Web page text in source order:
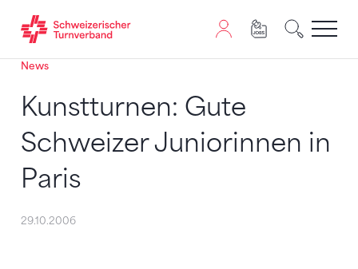
Zum Inhalt springen
Zur Sitemap navigieren
Zum Navigieren dieser Seite wird JavaScript benötigt.
News
Kunstturnen: Gute
Schweizer Juniorinnen in
Paris
29.10.2006